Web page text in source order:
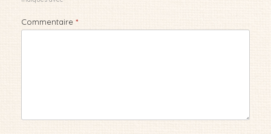
Commentaire *